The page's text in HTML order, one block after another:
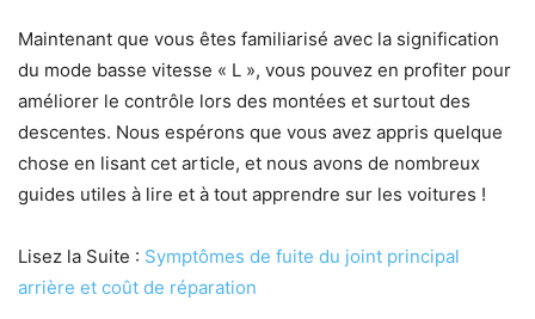
Maintenant que vous êtes familiarisé avec la signification
du mode basse vitesse « L », vous pouvez en profiter pour
améliorer le contrôle lors des montées et surtout des
descentes. Nous espérons que vous avez appris quelque
chose en lisant cet article, et nous avons de nombreux
guides utiles à lire et à tout apprendre sur les voitures !
Lisez la Suite : Symptômes de fuite du joint principal
arrière et coût de réparation